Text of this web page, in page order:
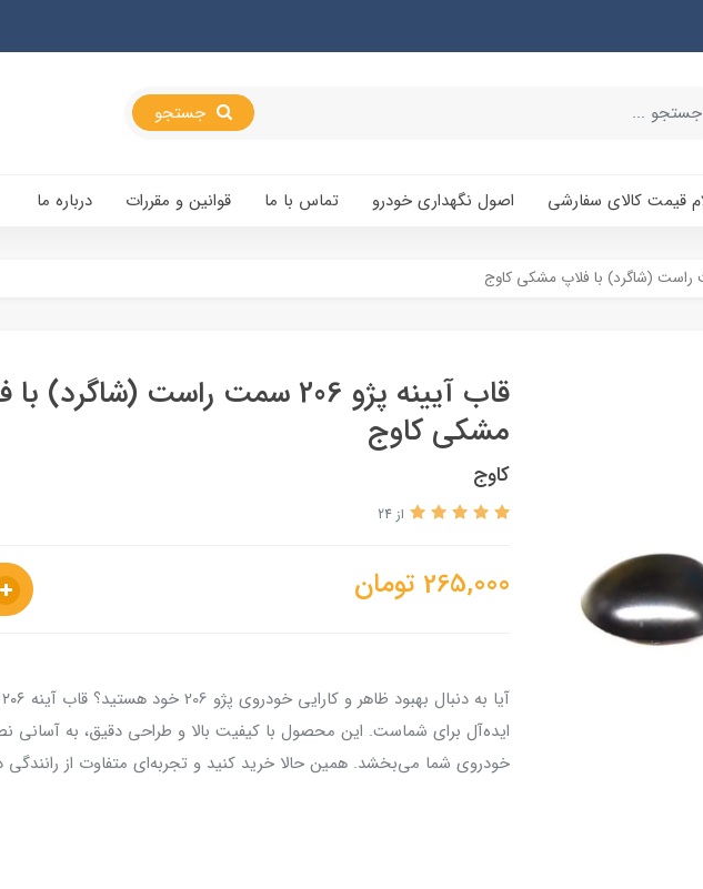
قیمت کالای سفارشی اصول نگهداری خودرو تماس با ما قوانین و مقررات درباره ما
قاب آيينه پژو 206 سمت راست (شاگرد)
مشکی کاوج
کاوج
از 24
265,000 تومان
ایده‌آل برای شماست. این محصول با کیفیت بالا و طراحی دقیق، به آسانی
خودروی شما می‌بخشد. همین حالا خرید کنید و تجربه‌ای متفاوت از رانندگی